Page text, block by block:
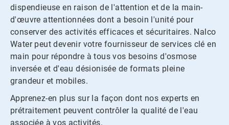
dispendieuse en raison de l'attention et de la main-
d'œuvre attentionnées dont a besoin l'unité pour
conserver des activités efficaces et sécuritaires. Nalco
Water peut devenir votre fournisseur de services clé en
main pour répondre à tous vos besoins d'osmose
inversée et d'eau désionisée de formats pleine
grandeur et mobiles.
Apprenez-en plus sur la façon dont nos experts en
prétraitement peuvent contrôler la qualité de l'eau
associée à vos activités.